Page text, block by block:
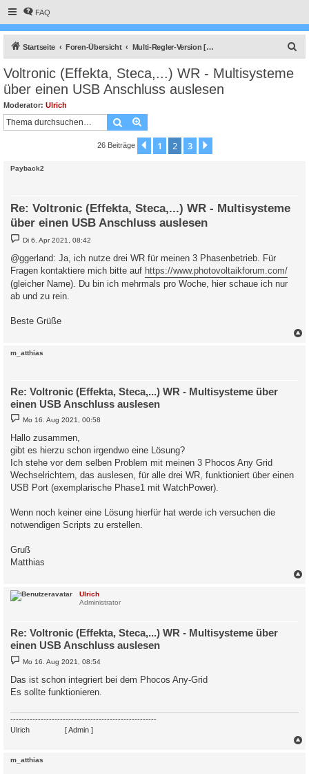
FAQ
Startseite Foren-Übersicht Multi-Regler-Version [ bis zu 6 Geräten an einem Raspberry Pi ]
Voltronic (Effekta, Steca,...) WR - Multisysteme
über einen USB Anschluss auslesen
Moderator: Ulrich
Suche
26 Beiträge Vorherige
1 2 3
Payback2
Re: Voltronic (Effekta, Steca,...) WR - Multisysteme
über einen USB Anschluss auslesen
B
e
t
r
a
g
Di 6. Apr 2021, 08:42
@ggerland: Ja, ich nutze drei WR für meinen 3 Phasenbetrieb. Für
Fragen kontaktiere mich bitte auf https://www.photovoltaikforum.com/
(gleicher Name). Du bin ich mehrmals pro Woche, hier schaue ich nur
ab und zu rein.
Beste Grüße
m_atthias
Re: Voltronic (Effekta, Steca,...) WR - Multisysteme über
einen USB Anschluss auslesen
B
e
i
t
r
g
Mo 16. Aug 2021, 00:58
Hallo zusammen,
gibt es hierzu schon irgendwo eine Lösung?
Ich stehe vor dem selben Problem mit meinen 3 Phocos Any Grid
Wechselrichtern, das auslesen, für alle drei WR, funktioniert über einen
USB Port (exemplarische Phase1 mit WatchPower).
Wenn noch keiner eine Lösung hierfür hat werde ich versuchen die
notwendigen Scripts zu erstellen.
Gruß
Matthias
Ulrich
Administrator
Re: Voltronic (Effekta, Steca,...) WR - Multisysteme über
einen USB Anschluss auslesen
B
e
t
r
Mo 16. Aug 2021, 08:54
Das ist schon integriert bei dem Phocos Any-Grid
Es sollte funktionieren.
-----------------------------------------------------
Ulrich
[ Admin ]
m_atthias